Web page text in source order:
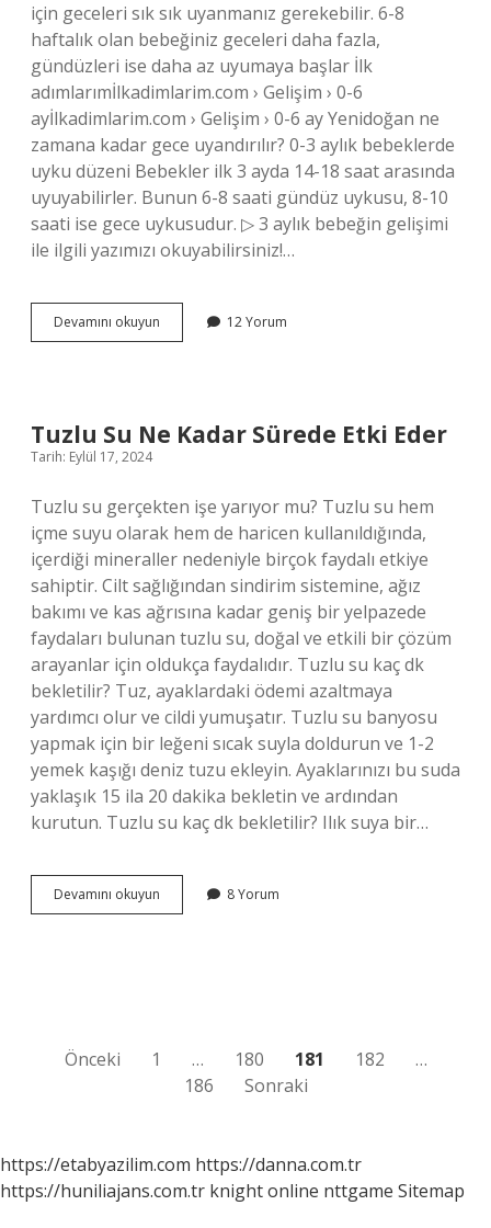
için geceleri sık sık uyanmanız gerekebilir. 6-8
haftalık olan bebeğiniz geceleri daha fazla,
gündüzleri ise daha az uyumaya başlar İlk
adımlarımİlkadimlarim.com › Gelişim › 0-6
ayİlkadimlarim.com › Gelişim › 0-6 ay Yenidoğan ne
zamana kadar gece uyandırılır? 0-3 aylık bebeklerde
uyku düzeni Bebekler ilk 3 ayda 14-18 saat arasında
uyuyabilirler. Bunun 6-8 saati gündüz uykusu, 8-10
saati ise gece uykusudur. ▷ 3 aylık bebeğin gelişimi
ile ilgili yazımızı okuyabilirsiniz!…
Devamını okuyun Yenidoğan
Bebek
Mu
12 Yorum
Tuzlu Su Ne Kadar Sürede Etki Eder
Tarih: Eylül 17, 2024
Tuzlu su gerçekten işe yarıyor mu? Tuzlu su hem
içme suyu olarak hem de haricen kullanıldığında,
içerdiği mineraller nedeniyle birçok faydalı etkiye
sahiptir. Cilt sağlığından sindirim sistemine, ağız
bakımı ve kas ağrısına kadar geniş bir yelpazede
faydaları bulunan tuzlu su, doğal ve etkili bir çözüm
arayanlar için oldukça faydalıdır. Tuzlu su kaç dk
bekletilir? Tuz, ayaklardaki ödemi azaltmaya
yardımcı olur ve cildi yumuşatır. Tuzlu su banyosu
yapmak için bir leğeni sıcak suyla doldurun ve 1-2
yemek kaşığı deniz tuzu ekleyin. Ayaklarınızı bu suda
yaklaşık 15 ila 20 dakika bekletin ve ardından
kurutun. Tuzlu su kaç dk bekletilir? Ilık suya bir…
Devamını okuyun
Su
8 Yorum
Yazı
sayfalaması
Önceki 1 … 180 181 182
…
186
Sonraki
https://etabyazilim.com https://danna.com.tr
https://huniliajans.com.tr knight online nttgame Sitemap